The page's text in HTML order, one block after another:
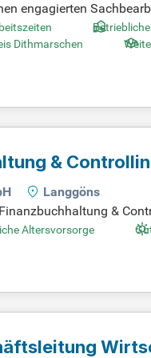
engagierten
ist sofort
gehören die
spannende Karriere im
Dithmarschen
&
Langgöns
&
Steuerung und
die Sicherstellung
Altersvorsorge